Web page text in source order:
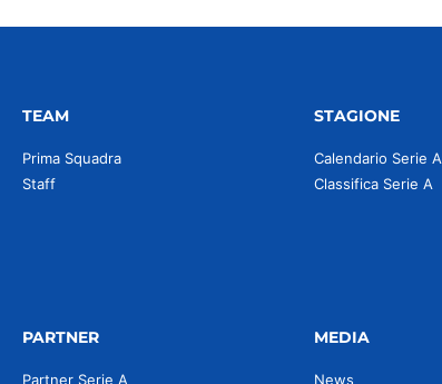
TEAM
Prima Squadra
Staff
STAGIONE
Calendario Serie A
Classifica Serie A
PARTNER
Partner Serie A
MEDIA
News